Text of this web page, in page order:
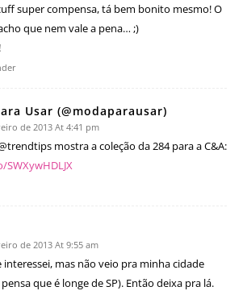
super compensa, tá bem bonito mesmo! O
que nem vale a pena… ;)
Usar (@modaparausar)
de 2013 At 4:41 pm
mostra a coleção da 284 para a C&A:
de 2013 At 9:55 am
interessei, mas não veio pra minha cidade
que é longe de SP). Então deixa pra lá.